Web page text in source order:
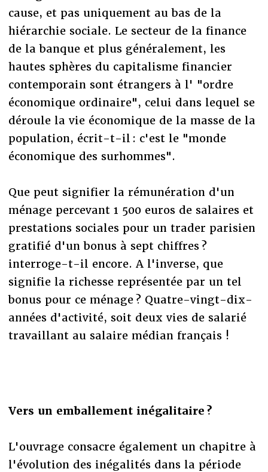
cause, et pas uniquement au bas de la
hiérarchie sociale. Le secteur de la finance
de la banque et plus généralement, les
hautes sphères du capitalisme financier
contemporain sont étrangers à l' "ordre
économique ordinaire", celui dans lequel se
déroule la vie économique de la masse de la
population, écrit-t-il : c'est le "monde
économique des surhommes".
Que peut signifier la rémunération d'un
ménage percevant 1 500 euros de salaires et
prestations sociales pour un trader parisien
gratifié d'un bonus à sept chiffres ?
interroge-t-il encore. A l'inverse, que
signifie la richesse représentée par un tel
bonus pour ce ménage ? Quatre-vingt-dix-
années d'activité, soit deux vies de salarié
travaillant au salaire médian français !
Vers un emballement inégalitaire ?
L'ouvrage consacre également un chapitre à
l'évolution des inégalités dans la période